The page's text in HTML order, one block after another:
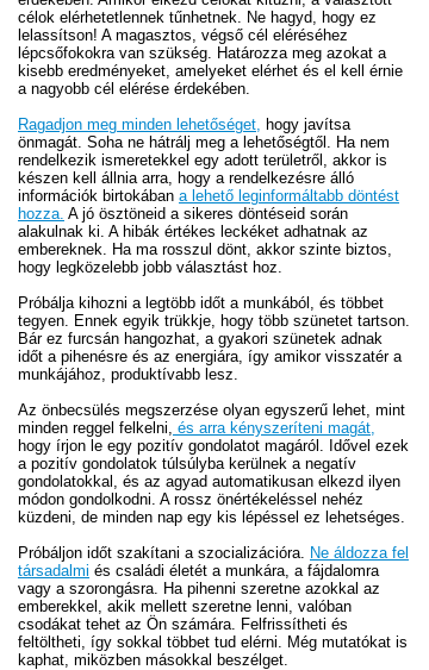
célok elérhetetlennek tűnhetnek. Ne hagyd, hogy ez
lelassítson! A magasztos, végső cél eléréséhez
lépcsőfokokra van szükség. Határozza meg azokat a
kisebb eredményeket, amelyeket elérhet és el kell érnie
a nagyobb cél elérése érdekében.
Ragadjon meg minden lehetőséget,
hogy javítsa
önmagát. Soha ne hátrálj meg a lehetőségtől. Ha nem
rendelkezik ismeretekkel egy adott területről, akkor is
készen kell állnia arra, hogy a rendelkezésre álló
információk birtokában a lehető leginformáltabb döntést
hozza. A jó ösztöneid a sikeres döntéseid során
alakulnak ki. A hibák értékes leckéket adhatnak az
embereknek. Ha ma rosszul dönt, akkor szinte biztos,
hogy legközelebb jobb választást hoz.
Próbálja kihozni a legtöbb időt a munkából, és többet
tegyen. Ennek egyik trükkje, hogy több szünetet tartson.
Bár ez furcsán hangozhat, a gyakori szünetek adnak
időt a pihenésre és az energiára, így amikor visszatér a
munkájához, produktívabb lesz.
Az önbecsülés megszerzése olyan egyszerű lehet, mint
minden reggel felkelni, és arra kényszeríteni magát,
hogy írjon le egy pozitív gondolatot magáról. Idővel ezek
a pozitív gondolatok túlsúlyba kerülnek a negatív
gondolatokkal, és az agyad automatikusan elkezd ilyen
módon gondolkodni. A rossz önértékeléssel nehéz
küzdeni, de minden nap egy kis lépéssel ez lehetséges.
Próbáljon időt szakítani a szocializációra.
Ne áldozza fel
társadalmi és családi életét a munkára, a fájdalomra
vagy a szorongásra. Ha pihenni szeretne azokkal az
emberekkel, akik mellett szeretne lenni, valóban
csodákat tehet az Ön számára. Felfrissítheti és
feltöltheti, így sokkal többet tud elérni. Még mutatókat is
kaphat, miközben másokkal beszélget.